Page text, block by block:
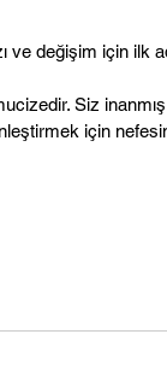
ve değişim için ilk
Siz
için